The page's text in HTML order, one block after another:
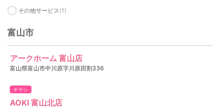
その他サービス (1)
富山市
アークホーム 富山店
富山県富山市中川原字川原田割336
チラシ
AOKI 富山北店